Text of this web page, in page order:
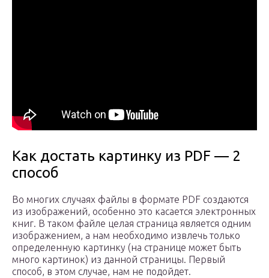
Как достать картинку из PDF — 2
способ
Во многих случаях файлы в формате PDF создаются
из изображений, особенно это касается электронных
книг. В таком файле целая страница является одним
изображением, а нам необходимо извлечь только
определенную картинку (на странице может быть
много картинок) из данной страницы. Первый
способ, в этом случае, нам не подойдет.